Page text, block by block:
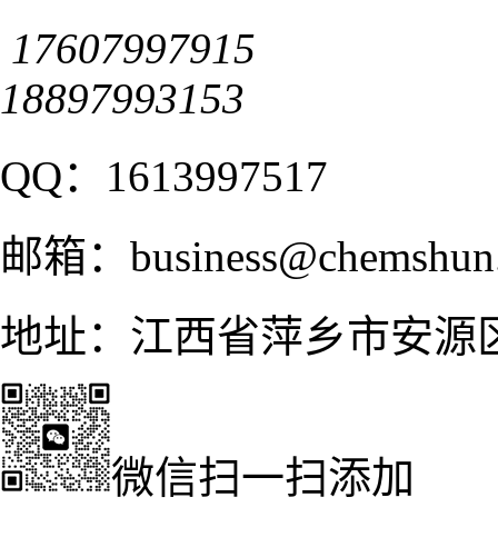
17607997915
18897993153
QQ：1613997517
邮箱：
地址：江西省萍乡市安源
微信扫一扫添加